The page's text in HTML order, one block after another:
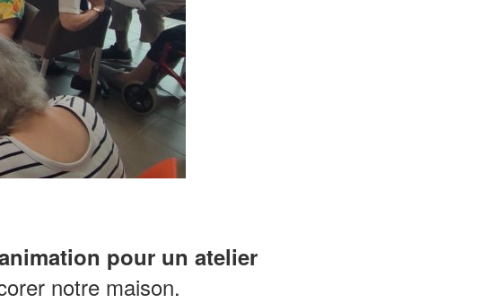
pour un atelier
notre maison.